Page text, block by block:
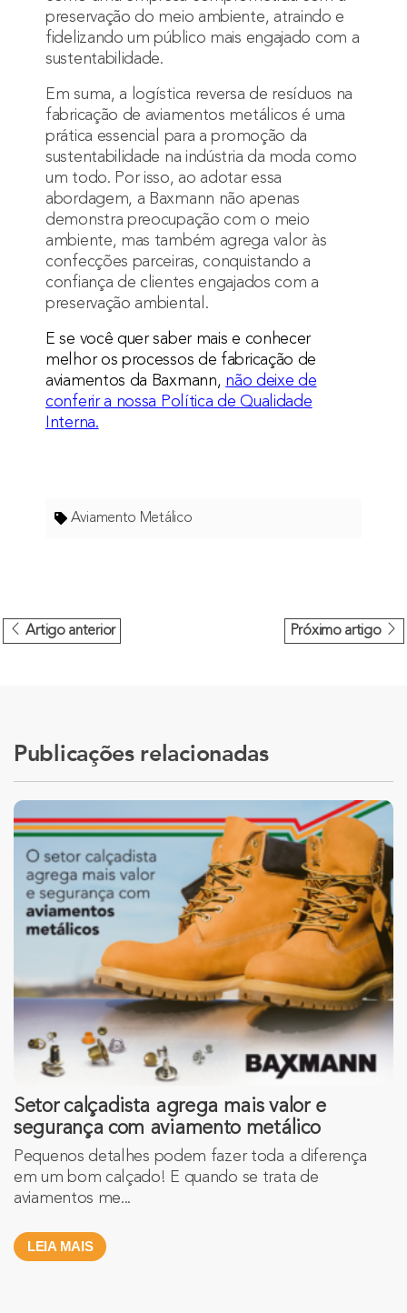
preservação do meio ambiente, atraindo e
fidelizando um público mais engajado com a
sustentabilidade.
Em suma, a logística reversa de resíduos na
fabricação de aviamentos metálicos é uma
prática essencial para a promoção da
sustentabilidade na indústria da moda como
um todo. Por isso, ao adotar essa
abordagem, a Baxmann não apenas
demonstra preocupação com o meio
ambiente, mas também agrega valor às
confecções parceiras, conquistando a
confiança de clientes engajados com a
preservação ambiental.
E se você quer saber mais e conhecer
melhor os processos de fabricação de
aviamentos da Baxmann, não deixe de
conferir a nossa Política de Qualidade
Interna.
Aviamento Metálico
Artigo anterior Próximo artigo
Publicações relacionadas
Setor calçadista agrega mais valor e
segurança com aviamento metálico
Pequenos detalhes podem fazer toda a diferença
em um bom calçado! E quando se trata de
aviamentos me...
LEIA MAIS